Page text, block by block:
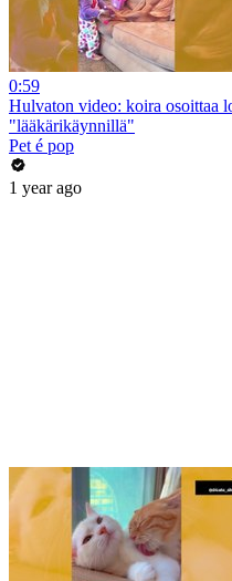
0:59
Hulvaton video: koira osoittaa
"lääkärikäynnillä"
Pet é pop
1 year ago